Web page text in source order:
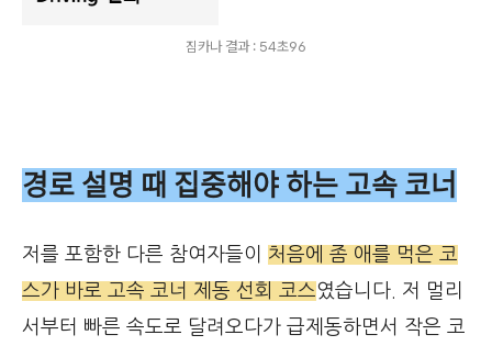
짐카나 결과 : 54초96
경로 설명 때 집중해야 하는 고속 코너
저를 포함한 다른 참여자들이 처음에 좀 애를 먹은 코
스가 바로 고속 코너 제동 선회 코스였습니다. 저 멀리
서부터 빠른 속도로 달려오다가 급제동하면서 작은 코